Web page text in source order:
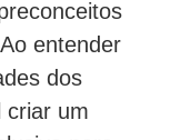
entender
dos
criar um